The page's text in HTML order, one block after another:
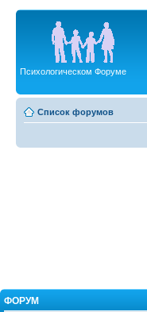
Психологическом Форуме
Список форумов
ФОРУМ